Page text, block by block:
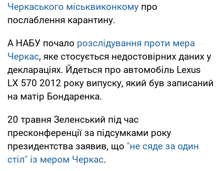
Черкаського міськвиконкому про
послаблення карантину.
А НАБУ почало розслідування проти мера
Черкас, яке стосується недостовірних даних у
деклараціях. Йдеться про автомобіль Lexus
LX 570 2012 року випуску, який був записаний
на матір Бондаренка.
20 травня Зеленський під час
пресконференції за підсумками року
президентства заявив, що "не сяде за один
стіл" із мером Черкас.